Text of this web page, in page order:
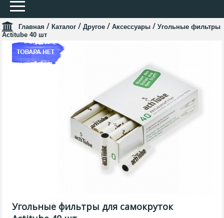
Главная / Каталог / Другое / Аксессуары / Угольные фильтры
Actitube 40 шт
Угольные фильтры для самокруток